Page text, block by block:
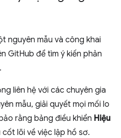
nguyên mẫu và công khai
GitHub để tìm ý kiến phản
liên hệ với các chuyên gia
mẫu, giải quyết mọi mối lo
rằng bảng điều khiển Hiệu
lõi về việc lập hồ sơ.